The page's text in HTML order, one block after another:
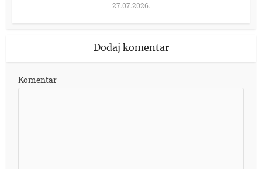
27.07.2026.
Dodaj komentar
Komentar